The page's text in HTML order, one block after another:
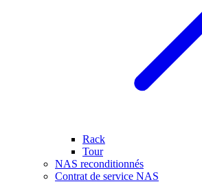
Rack
Tour
NAS reconditionnés
Contrat de service NAS